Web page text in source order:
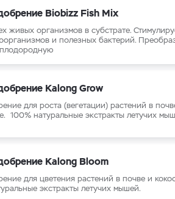
Biobizz Fish Mix
живых организмов в субстрате.
и полезных бактерий.
Kalong Grow
для роста (вегетации) растений в
100% натуральные экстракты летучих
Kalong Bloom
для цветения растений в почве и
экстракты летучих мышей.